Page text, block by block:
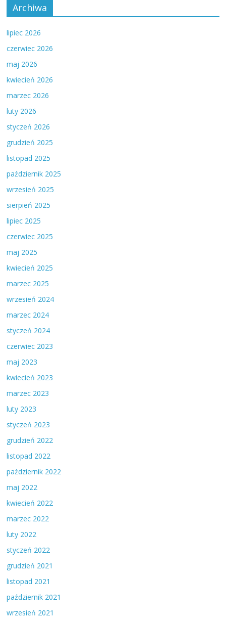
Archiwa
lipiec 2026
czerwiec 2026
maj 2026
kwiecień 2026
marzec 2026
luty 2026
styczeń 2026
grudzień 2025
listopad 2025
październik 2025
wrzesień 2025
sierpień 2025
lipiec 2025
czerwiec 2025
maj 2025
kwiecień 2025
marzec 2025
wrzesień 2024
marzec 2024
styczeń 2024
czerwiec 2023
maj 2023
kwiecień 2023
marzec 2023
luty 2023
styczeń 2023
grudzień 2022
listopad 2022
październik 2022
maj 2022
kwiecień 2022
marzec 2022
luty 2022
styczeń 2022
grudzień 2021
listopad 2021
październik 2021
wrzesień 2021